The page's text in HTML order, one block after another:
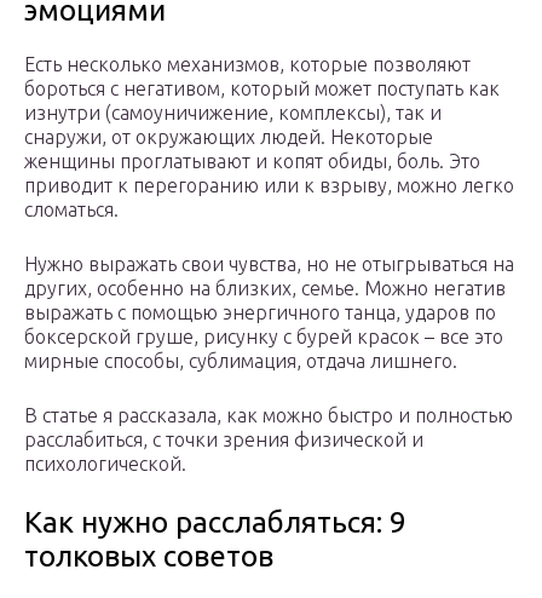
эмоциями
Есть несколько механизмов, которые позволяют
бороться с негативом, который может поступать как
изнутри (самоуничижение, комплексы), так и
снаружи, от окружающих людей. Некоторые
женщины проглатывают и копят обиды, боль. Это
приводит к перегоранию или к взрыву, можно легко
сломаться.
Нужно выражать свои чувства, но не отыгрываться на
других, особенно на близких, семье. Можно негатив
выражать с помощью энергичного танца, ударов по
боксерской груше, рисунку с бурей красок – все это
мирные способы, сублимация, отдача лишнего.
В статье я рассказала, как можно быстро и полностью
расслабиться, с точки зрения физической и
психологической.
Как нужно расслабляться: 9
толковых советов